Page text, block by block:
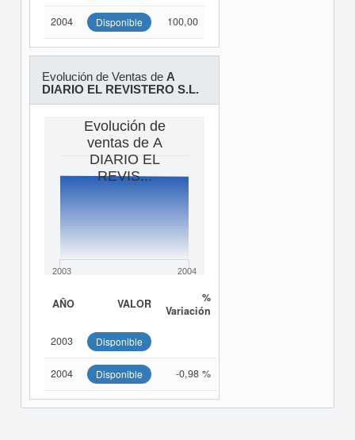
2004 Disponible 100,00
Evolución de Ventas de A
DIARIO EL REVISTERO S.L.
Evolución de
ventas de A
DIARIO EL
REVIS...
2003 2004
AÑO VALOR
%
Variación
2003 Disponible
2004 Disponible -0,98 %